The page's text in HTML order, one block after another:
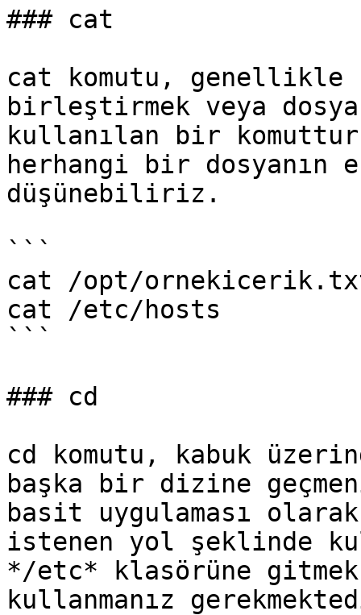
### cat
cat komutu, genellikle
birleştirmek veya
kullanılan bir
herhangi bir dosyanın
düşünebiliriz.
```
cat /opt/
cat /etc/hosts
```
### cd
cd komutu, kabuk
başka bir dizine
basit uygulaması
istenen yol şeklinde
*/etc* klasörüne
kullanmanız